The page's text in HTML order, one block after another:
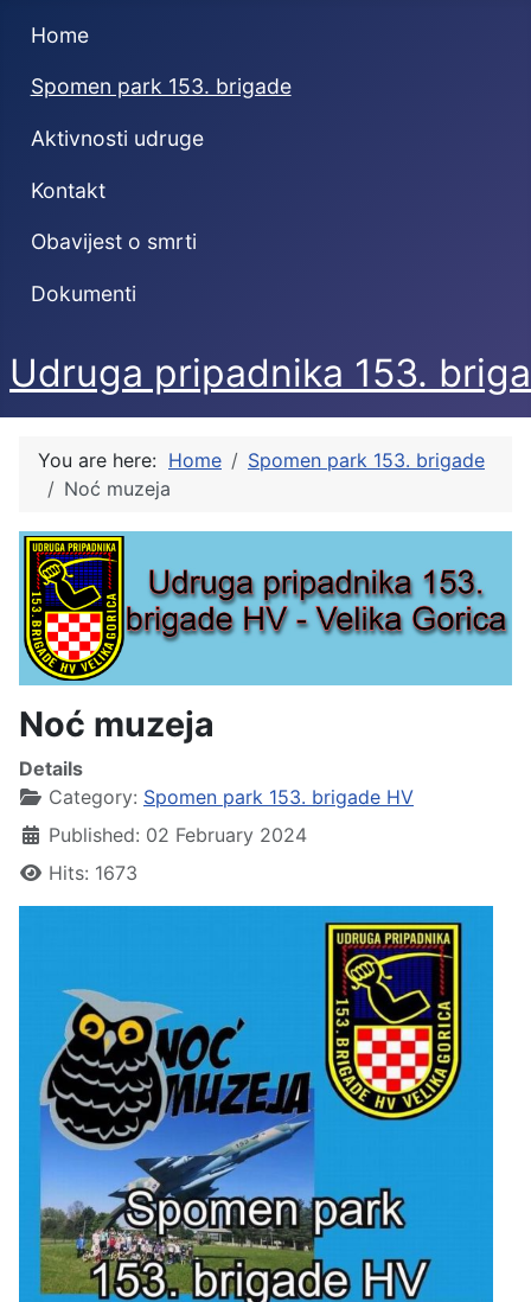
Home
Spomen park 153. brigade
Aktivnosti udruge
Kontakt
Obavijest o smrti
Dokumenti
Udruga pripadnika 153.
You are here: Home
Spomen park 153. brigade
Noć muzeja
Noć muzeja
Details
Category: Spomen park 153. brigade HV
Published: 02 February 2024
Hits: 1673